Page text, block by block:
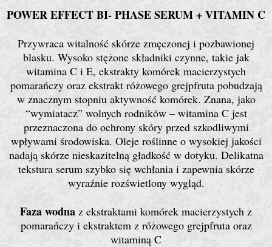
POWER EFFECT BI- PHASE SERUM + VITAMIN C
Przywraca witalność skórze zmęczonej i pozbawionej
blasku. Wysoko stężone składniki czynne, takie jak
witamina C i E, ekstrakty komórek macierzystych
pomarańczy oraz ekstrakt różowego grejpfruta pobudzają
w znacznym stopniu aktywność komórek. Znana, jako
“wymiatacz” wolnych rodników – witamina C jest
przeznaczona do ochrony skóry przed szkodliwymi
wpływami środowiska. Oleje roślinne o wysokiej jakości
nadają skórze nieskazitelną gładkość w dotyku. Delikatna
tekstura serum szybko się wchłania i zapewnia skórze
wyraźnie rozświetlony wygląd.
Faza wodna z ekstraktami komórek macierzystych z
pomarańczy i ekstraktem z różowego grejpfruta oraz
witaminą C